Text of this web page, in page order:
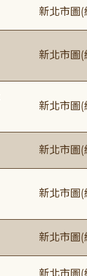
新北市圖(
新北市圖(
新北市圖(
新北市圖(
新北市圖(
新北市圖(